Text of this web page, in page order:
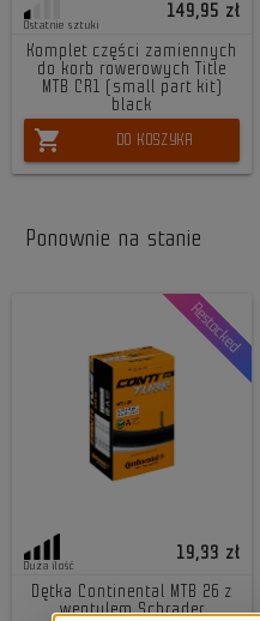
Ostatnie sztuki
149,95 zł
Komplet części zamiennych
do korb rowerowych Title
MTB CR1 (small part kit)
black
shopping_cart DO KOSZYKA
Ponownie na stanie
Restocked
Duża ilość
19,33 zł
Dętka Continental MTB 26 z
wentylem Schrader